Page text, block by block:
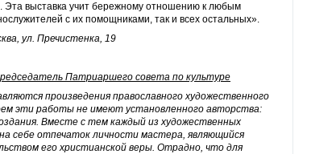
Эта выставка учит бережному отношению к любым
с их помощниками, так и всех остальных».
ул. Пречистенка, 19
Патриаршего совета по культуре
произведения православного художественного
эти работы не имеют установленного авторства:
Вместе с тем каждый из художественных
себе отпечаток личности мастера, являющийся
его христианской веры. Отрадно, что для